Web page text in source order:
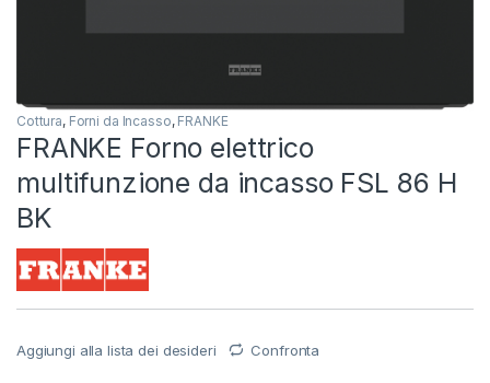
Cottura, Forni da Incasso, FRANKE
FRANKE Forno elettrico
multifunzione da incasso FSL 86 H
BK
Aggiungi alla lista dei desideri Confronta